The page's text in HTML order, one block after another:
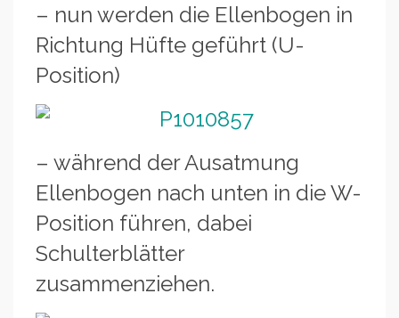
– nun werden die Ellenbogen in
Richtung Hüfte geführt (U-
Position)
– während der Ausatmung
Ellenbogen nach unten in die W-
Position führen, dabei
Schulterblätter
zusammenziehen.